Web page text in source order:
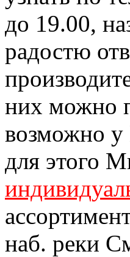
до 19.00,
радостю
них можно
возможно у
для этого
наб. реки